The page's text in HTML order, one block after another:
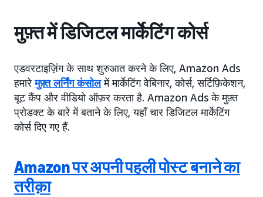
मुफ़्त में डिजिटल मार्केटिंग कोर्स
एडवरटाइज़िंग के साथ शुरुआत करने के लिए, Amazon Ads
हमारेमुफ़्त लर्निंग कंसोलमें मार्केटिंग वेबिनार, कोर्स, सर्टिफ़िकेशन,
बूट कैंप और वीडियो ऑफ़र करता है. Amazon Ads के मुफ़्त
प्रोडक्ट के बारे में बताने के लिए, यहाँ चार डिजिटल मार्केटिंग
कोर्स दिए गए हैं.
Amazon पर अपनी पहली पोस्ट बनाने का
तरीक़ा